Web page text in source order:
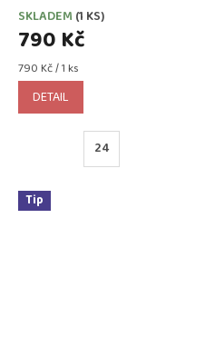
SKLADEM (1 KS)
790 Kč
Měrná
cena:
790 Kč / 1 ks
DETAIL
24
Tip